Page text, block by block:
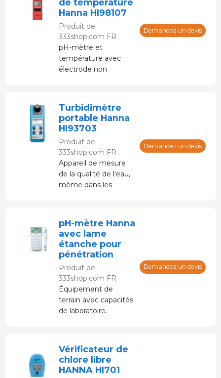
Hanna HI98107
Produit de
333shop.com FR
pH-mètre et
température avec
électrode non
dispose d'un grand
écran pour la lecture
des données.
Calibrage
automatique.
Demandez un devis
Turbidimètre
portable Hanna
HI93703
Produit de
333shop.com FR
Appareil de mesure
de la qualité de l'eau,
même dans les
Demandez un devis
pH-mètre Hanna
avec lame
étanche pour
pénétration
Produit de
333shop.com FR
Équipement de
terrain avec capacités
de laboratoire.
Demandez un devis
Vérificateur de
chlore libre
HANNA HI701